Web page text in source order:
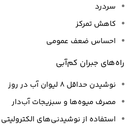
سردرد
کاهش تمرکز
احساس ضعف عمومی
راه‌های جبران کم‌آبی
نوشیدن حداقل ۸ لیوان آب در روز
مصرف میوه‌ها و سبزیجات آب‌دار
استفاده از نوشیدنی‌های